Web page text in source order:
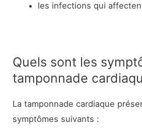
les infections qui
Quels sont les
tamponnade
La tamponnade cardiaque
symptômes suivants :